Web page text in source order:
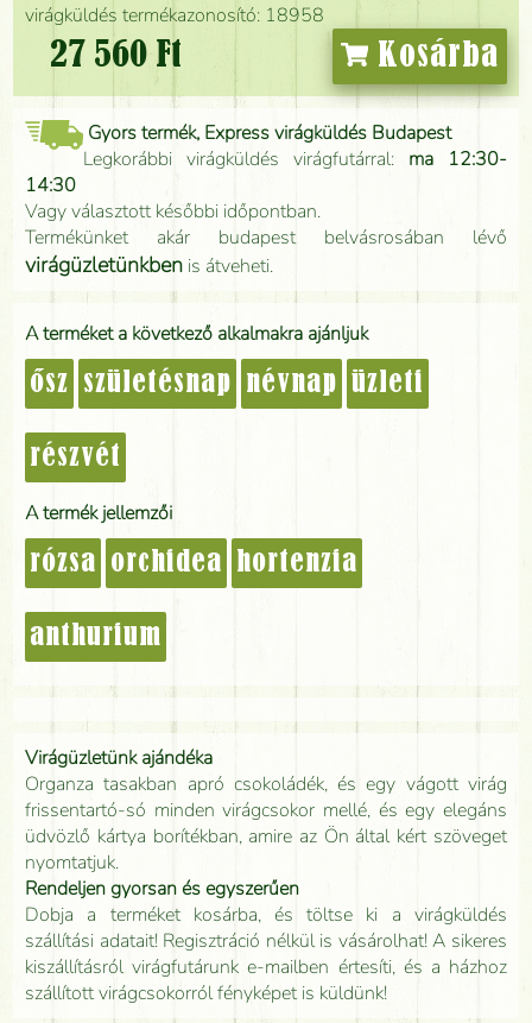
virágküldés termékazonosító: 18958
27 560 Ft Kosárba
Gyors termék, Express virágküldés Budapest
Legkorábbi virágküldés virágfutárral: ma 12:30-
14:30
Vagy választott későbbi időpontban.
Termékünket akár budapest belvásrosában lévő
virágüzletünkben is átveheti.
A terméket a következő alkalmakra ajánljuk
ősz születésnap névnap üzleti
részvét
A termék jellemzői
rózsa orchidea hortenzia
anthurium
Virágüzletünk ajándéka
Organza tasakban apró csokoládék, és egy vágott virág
frissentartó-só minden virágcsokor mellé, és egy elegáns
üdvözlő kártya borítékban, amire az Ön által kért szöveget
nyomtatjuk.
Rendeljen gyorsan és egyszerűen
Dobja a terméket kosárba, és töltse ki a virágküldés
szállítási adatait! Regisztráció nélkül is vásárolhat! A sikeres
kiszállításról virágfutárunk e-mailben értesíti, és a házhoz
szállított virágcsokorról fényképet is küldünk!